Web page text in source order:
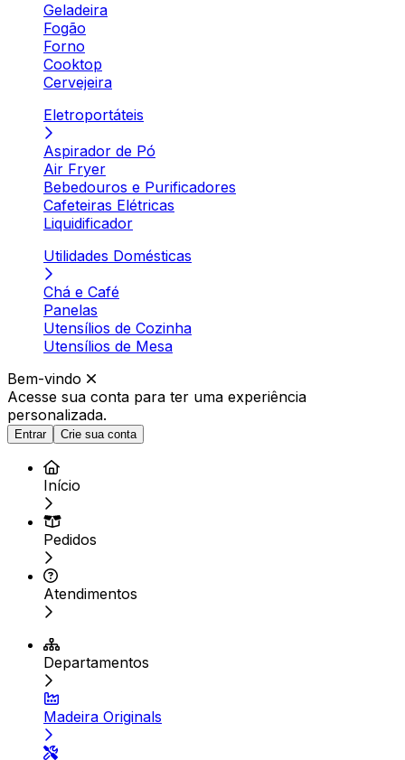
Geladeira
Fogão
Forno
Cooktop
Cervejeira
Eletroportáteis
Aspirador de Pó
Air Fryer
Bebedouros e Purificadores
Cafeteiras Elétricas
Liquidificador
Utilidades Domésticas
Chá e Café
Panelas
Utensílios de Cozinha
Utensílios de Mesa
Bem-vindo
Acesse sua conta para ter uma experiência
personalizada.
Entrar Crie sua conta
Início
Pedidos
Atendimentos
Departamentos
Madeira Originals